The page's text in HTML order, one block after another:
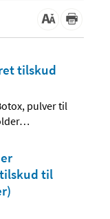
tilskud
pulver til
…
til